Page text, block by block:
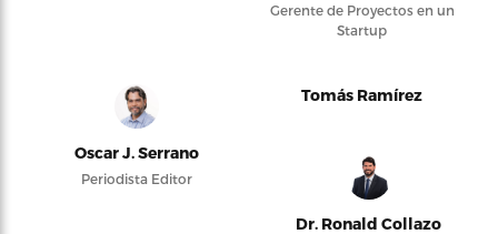
Gerente de Proyectos en un
Startup
Oscar J. Serrano
Periodista Editor
Tomás Ramírez
Dr. Ronald Collazo